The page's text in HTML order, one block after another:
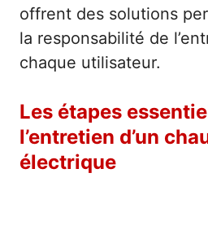
offrent des solutions
la responsabilité de
chaque utilisateur.
Les étapes
l’entretien d’un
électrique